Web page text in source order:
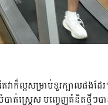
ក៏​ល្អ​សម្រាប់​ខួរ​ក្បាល​ផង​ដែរ។
ាត់​ស្រ្តេស ​​បញ្ចេញ​គំនិត​ថ្មី​